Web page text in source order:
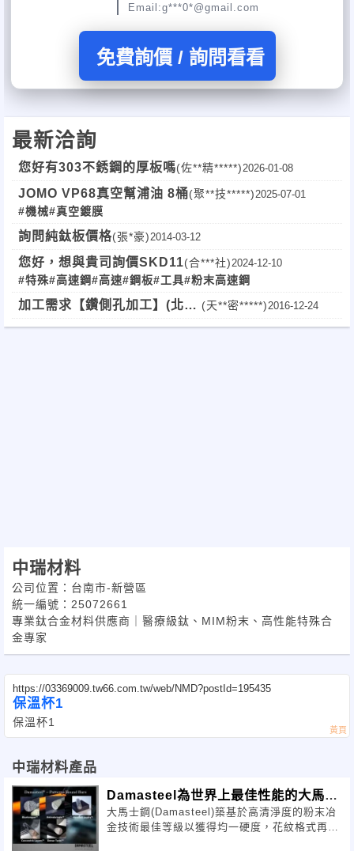
Email:g***0*@gmail.com
免費詢價 / 詢問看看
最新洽詢
您好有303不銹鋼的厚板嗎(佐**精*****) 2026-01-08
JOMO VP68真空幫浦油 8桶(聚**技*****) 2025-07-01
#機械#真空鍍膜
詢問純鈦板價格(張*豪) 2014-03-12
您好，想與貴司詢價SKD11(合***社) 2024-12-10
#特殊#高速鋼#高速#鋼板#工具#粉末高速鋼
加工需求【鑽側孔加工】(北
部)
(天**密*****) 2016-12-24
中瑞材料
公司位置：台南市-新營區
統一編號：25072661
專業鈦合金材料供應商｜醫療級鈦、MIM粉末、高性能特殊合
金專家
https://03369009.tw66.com.tw/web/NMD?postId=195435
保溫杯1
保溫杯1
中瑞材料產品
Damasteel為世界上最佳性能的大馬士
革花紋鋼
大馬士鋼(Damasteel)築基於高清淨度的粉末冶
金技術最佳等級以獲得均一硬度，花紋格式再現